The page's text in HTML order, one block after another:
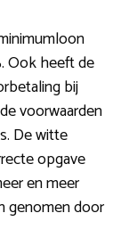
Ook heeft de
bij
voorwaarden
De witte
opgave
en meer
genomen door